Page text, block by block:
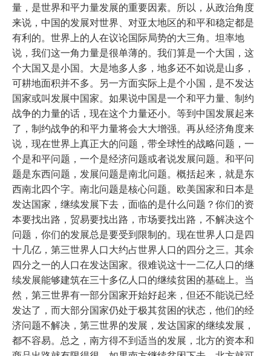
量，是世界和平力量发展的重要因素。所以，从政治角度
来说，中国的发展对世界、对亚太地区的和平和稳定都是
有利的。世界上的人在议论国际局势的大三角。坦率地
说，我们这一角力量是很单薄的。我们算是一个大国，这
个大国又是小国。大是地多人多，地多还不如说是山多，
可耕地面积并不多。另一方面实际上是个小国，是不发达
国家或叫发展中国家。如果说中国是一个和平力量、制约
战争的力量的话，现在这个力量还小。等到中国发展起来
了，制约战争的和平力量将会大大增强。再从经济角度来
说，现在世界上真正大的问题，带全球性的战略问题，一
个是和平问题，一个是经济问题或者说发展问题。和平问
题是东西问题，发展问题是南北问题。概括起来，就是东
西南北四个字。南北问题是核心问题。欧美国家和日本是
发达国家，继续发展下去，面临的是什么问题？你们的资
本要找出路，贸易要找出路，市场要找出路，不解决这个
问题，你们的发展总是要受到限制的。现在世界人口是四
十几亿，第三世界人口大约占世界人口的四分之三。其余
四分之一的人口在发达国家。很难说这十一二亿人口的继
续发展能够建筑在三十多亿人口的继续贫困的基础上。当
然，第三世界有一部分国家开始好起来，但还不能说已经
发达了，而大部分国家仍处于极其贫困的状态，他们的经
济问题不解决，第三世界的发展，发达国家的继续发展，
都不容易。总之，南方得不到适当的发展，北方的资本和